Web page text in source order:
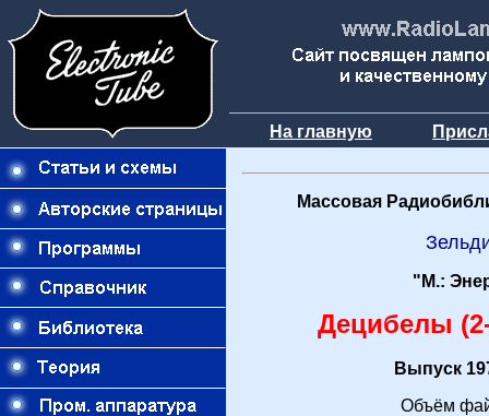
На главную
Массовая
"М.:
Децибелы
Выпуск
Объём